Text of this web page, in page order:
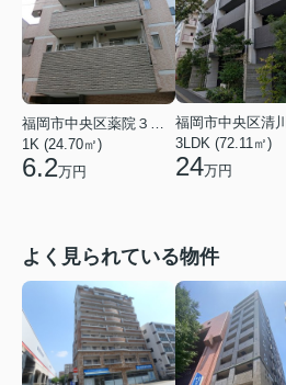
1K (24.70㎡)
6.2万円
3LDK (72.11㎡)
24万円
よく見られている物件